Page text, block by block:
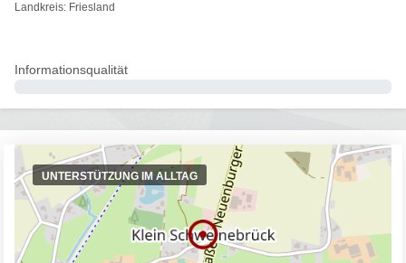
Landkreis: Friesland
Informationsqualität
UNTERSTÜTZUNG IM ALLTAG